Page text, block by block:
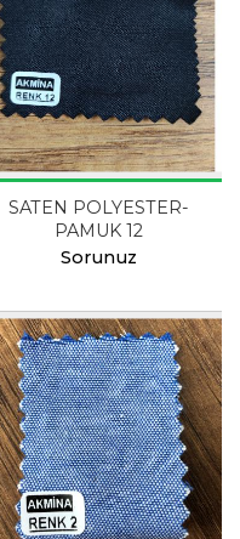
SATEN POLYESTER-
PAMUK 12
Sorunuz